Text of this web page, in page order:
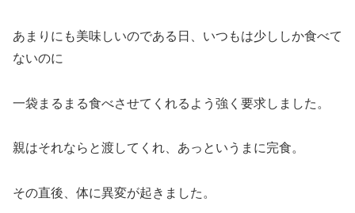
あまりにも美味しいのである日、いつもは少ししか食べて
ないのに
一袋まるまる食べさせてくれるよう強く要求しました。
親はそれならと渡してくれ、あっというまに完食。
その直後、体に異変が起きました。